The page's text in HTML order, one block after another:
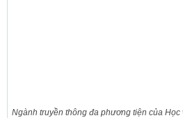
Ngành truyền thông đa phương tiện của Học